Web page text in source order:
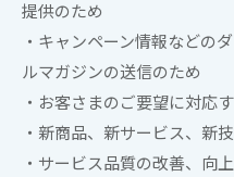
提供のため
・キャンペーン情報などの
ルマガジンの送信のため
・お客さまのご要望に対応
・新商品、新サービス、新
・サービス品質の改善、向